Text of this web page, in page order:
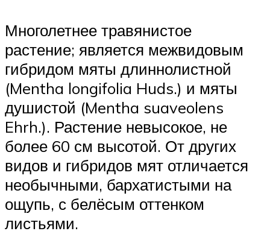
Многолетнее травянистое
растение; является межвидовым
гибридом мяты длиннолистной
(Mentha longifolia Huds.) и мяты
душистой (Mentha suaveolens
Ehrh.). Растение невысокое, не
более 60 см высотой. От других
видов и гибридов мят отличается
необычными, бархатистыми на
ощупь, с белёсым оттенком
листьями.